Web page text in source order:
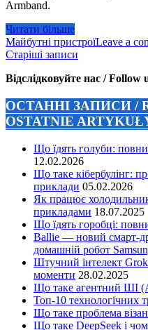
Armband.
Читати більше
Майбутні пристроїLeave a
Навігація
записів
Старіші записи
Відслідковуйте нас / Follow
ОСТАННІ ЗАПИСИ /
OSTATNIE
Що їдять голуби:
12.02.2026
Що таке кібербулінг:
приклади 05.02.2026
Як працює
прикладами 18.07.2025
Що їдять горобці:
Ballie — новий смарт-
домашній робот
Штучний інтелект Grok:
моменти 28.02.2025
Що таке агентний ШІ
Топ-10 технологічних
Що таке проблема
Що таке DeepSeek і